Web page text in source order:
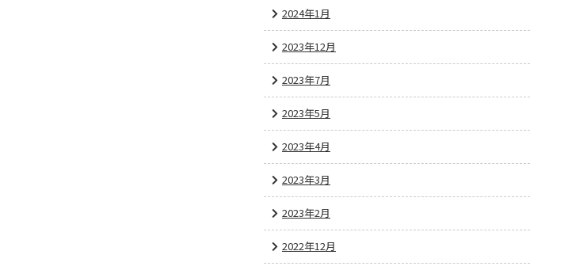
2024年1月
2023年12月
2023年7月
2023年5月
2023年4月
2023年3月
2023年2月
2022年12月